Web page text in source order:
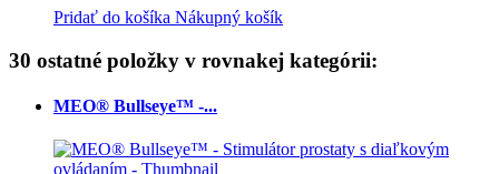
Pridať do košíka Nákupný košík
30 ostatné položky v rovnakej kategórii:
MEO® Bullseye™ -...